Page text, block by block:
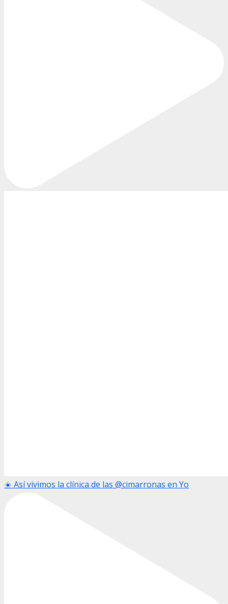
☀️ Así vivimos la clínica de las @cimarronas en Yo